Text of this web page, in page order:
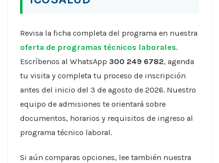
Revisa la ficha completa del programa en nuestra
oferta de programas técnicos laborales.
Escríbenos al WhatsApp 300 249 6782, agenda
tu visita y completa tu proceso de inscripción
antes del inicio del 3 de agosto de 2026. Nuestro
equipo de admisiones te orientará sobre
documentos, horarios y requisitos de ingreso al
programa técnico laboral.
Si aún comparas opciones, lee también nuestra